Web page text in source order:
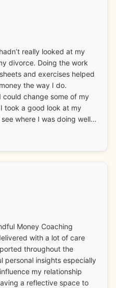
really looked at my
divorce. Doing the work
and exercises helped
the way I do.
change some of my
where I was doing well
adjust. I really enjoyed
too which I have stuck
around
and I have more fun with it
always been “I will
Ilana is also great
for collaboration
are an added bonus
set goals for the week.
Money Coaching
with a lot of care
throughout the
personal insights especially
my relationship
a reflective space to